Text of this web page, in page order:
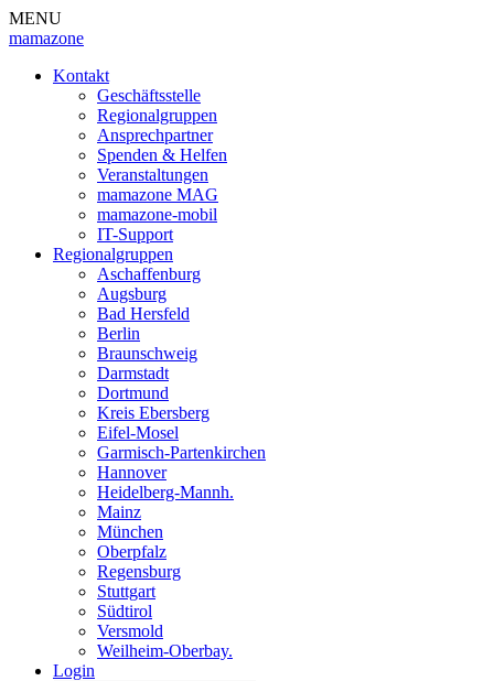
MENU
mamazone
Kontakt
Geschäftsstelle
Regionalgruppen
Ansprechpartner
Spenden & Helfen
Veranstaltungen
mamazone MAG
mamazone-mobil
IT-Support
Regionalgruppen
Aschaffenburg
Augsburg
Bad Hersfeld
Berlin
Braunschweig
Darmstadt
Dortmund
Kreis Ebersberg
Eifel-Mosel
Garmisch-Partenkirchen
Hannover
Heidelberg-Mannh.
Mainz
München
Oberpfalz
Regensburg
Stuttgart
Südtirol
Versmold
Weilheim-Oberbay.
Login